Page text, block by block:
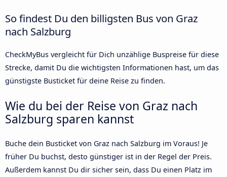
So findest Du den billigsten Bus von Graz
nach Salzburg
CheckMyBus vergleicht für Dich unzählige Buspreise für diese
Strecke, damit Du die wichtigsten Informationen hast, um das
günstigste Busticket für deine Reise zu finden.
Wie du bei der Reise von Graz nach
Salzburg sparen kannst
Buche dein Busticket von Graz nach Salzburg im Voraus! Je
früher Du buchst, desto günstiger ist in der Regel der Preis.
Außerdem kannst Du dir sicher sein, dass Du einen Platz im